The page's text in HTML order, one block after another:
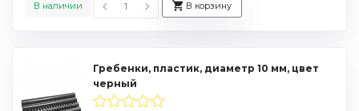
В наличии В корзину
Гребенки, пластик, диаметр 10 мм, цвет
черный